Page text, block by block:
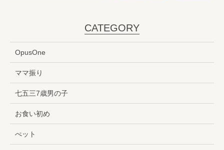
CATEGORY
OpusOne
ママ振り
七五三7歳男の子
お食い初め
ぺット